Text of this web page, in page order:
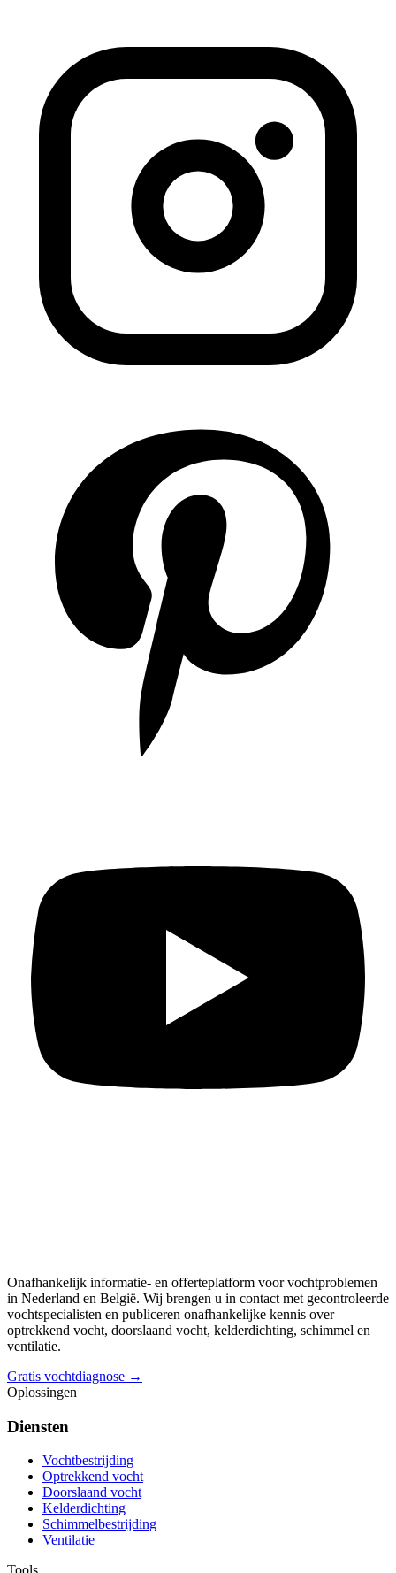
Onafhankelijk informatie- en offerteplatform voor vochtproblemen
in Nederland en België. Wij brengen u in contact met gecontroleerde
vochtspecialisten en publiceren onafhankelijke kennis over
optrekkend vocht, doorslaand vocht, kelderdichting, schimmel en
ventilatie.
Gratis vochtdiagnose →
Oplossingen
Diensten
Vochtbestrijding
Optrekkend vocht
Doorslaand vocht
Kelderdichting
Schimmelbestrijding
Ventilatie